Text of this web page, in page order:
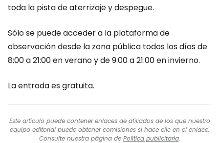
toda la pista de aterrizaje y despegue.
Sólo se puede acceder a la plataforma de
observación desde la zona pública todos los días de
8:00 a 21:00 en verano y de 9:00 a 21:00 en invierno.
La entrada es gratuita.
Este artículo puede contener enlaces de afiliados de los que nuestro
equipo editorial puede obtener comisiones si hace clic en el enlace.
Consulte nuestra página de Política publicitaria.